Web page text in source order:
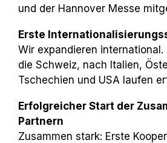
und der Hannover Messe
Erste
Wir expandieren international.
die Schweiz, nach Italien,
Tschechien und USA laufen
Erfolgreicher Start der
Partnern
Zusammen stark: Erste